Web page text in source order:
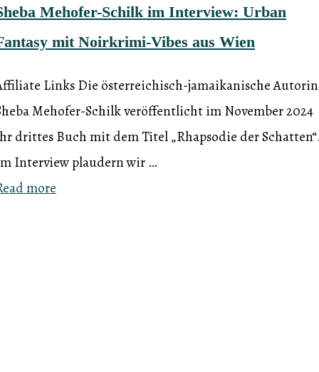
Mehofer-Schilk im Interview: Urban
mit Noirkrimi-Vibes aus Wien
Links Die österreichisch-jamaikanische Autorin
Mehofer-Schilk veröffentlicht im November 2024
drittes Buch mit dem Titel „Rhapsodie der
Interview plaudern wir …
more